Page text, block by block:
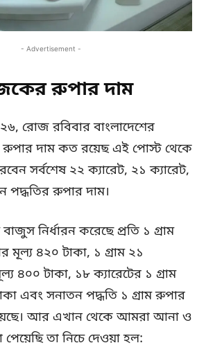
- Advertisement -
রুপার দাম
রোজ রবিবার বাংলাদেশের
দাম কত রয়েছ এই পোস্ট থেকে
সর্বশেষ ২২ ক্যারেট, ২১ ক্যারেট,
পদ্ধতির রুপার দাম।
নির্ধারন করেছে প্রতি ১ গ্রাম
মূল্য ৪২০ টাকা, ১ গ্রাম ২১
৪০০ টাকা, ১৮ ক্যারেটের ১ গ্রাম
এবং সনাতন পদ্ধতি ১ গ্রাম রুপার
আর এখান থেকে আমরা আনা ও
তা নিচে দেওয়া হল: